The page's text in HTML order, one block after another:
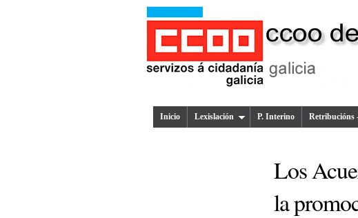
Inicio Lexislación P. Interino Retribucións
Los
la